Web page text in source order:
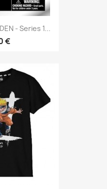
- Series 1...
€